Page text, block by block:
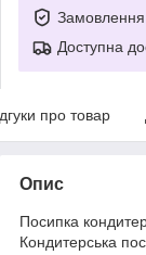
Замовлення
Доступна
про товар
Опис
Посипка
Кондитерська